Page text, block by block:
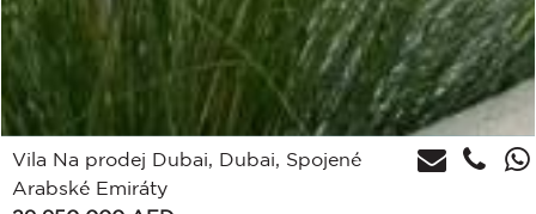
Vila Na prodej Dubai, Dubai, Spojené
Arabské Emiráty